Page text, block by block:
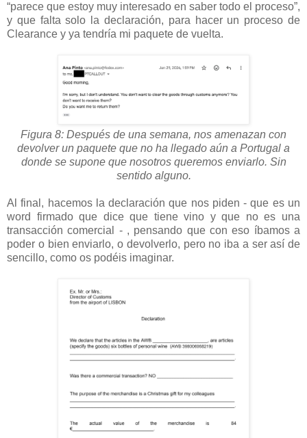
“parece que estoy muy interesado en saber todo el proceso”,
y que falta solo la declaración, para hacer un proceso de
Clearance y ya tendría mi paquete de vuelta.
Figura 8: Después de una semana, nos amenazan con
devolver un paquete que no ha llegado aún a Portugal a
donde se supone que nosotros queremos enviarlo. Sin
sentido alguno.
Al final, hacemos la declaración que nos piden - que es un
word firmado que dice que tiene vino y que no es una
transacción comercial - , pensando que con eso íbamos a
poder o bien enviarlo, o devolverlo, pero no iba a ser así de
sencillo, como os podéis imaginar.